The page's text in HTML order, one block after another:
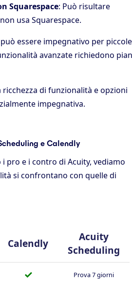
Squarespace: Può risultare
usa Squarespace.
essere impegnativo per piccole
avanzate richiedono
ricchezza di funzionalità e opzioni
impegnativa.
e Calendly
pro e i contro di Acuity, vediamo
si confrontano con quelle di
Calendly
Acuity
Scheduling
✓ Prova 7 giorni